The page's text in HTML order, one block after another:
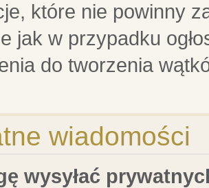
które nie powinny
jak w przypadku
do tworzenia
wiadomości
wysyłać